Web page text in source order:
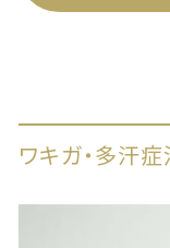
ワキガ・多汗